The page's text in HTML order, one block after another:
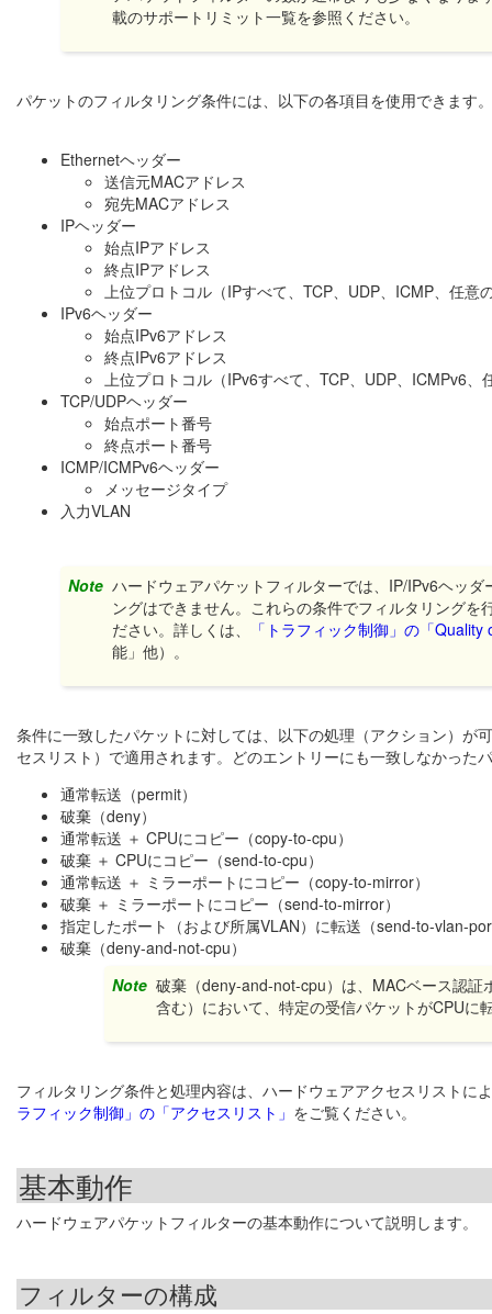
載のサポートリミット一覧を参照ください。
パケットのフィルタリング条件には、以下の各項目を使用できます。
Ethernetヘッダー
送信元MACアドレス
宛先MACアドレス
IPヘッダー
始点IPアドレス
終点IPアドレス
上位プロトコル（IPすべて、TCP、UDP、ICMP、任意
IPv6ヘッダー
始点IPv6アドレス
終点IPv6アドレス
上位プロトコル（IPv6すべて、TCP、UDP、ICMPv6
TCP/UDPヘッダー
始点ポート番号
終点ポート番号
ICMP/ICMPv6ヘッダー
メッセージタイプ
入力VLAN
Note ハードウェアパケットフィルターでは、IP/IPv6ヘッ
ングはできません。これらの条件でフィルタリング
ださい。詳しくは、
「トラフィック制御」の「Quality
能」他）。
条件に一致したパケットに対しては、以下の処理（アクション）
セスリスト）で適用されます。どのエントリーにも一致しなかった
通常転送（permit）
破棄（deny）
通常転送 ＋ CPUにコピー（copy-to-cpu）
破棄 ＋ CPUにコピー（send-to-cpu）
通常転送 ＋ ミラーポートにコピー（copy-to-mirror）
破棄 ＋ ミラーポートにコピー（send-to-mirror）
指定したポート（および所属VLAN）に転送（send-to-vlan-
破棄（deny-and-not-cpu）
Note 破棄（deny-and-not-cpu）は、MACベース認
含む）において、特定の受信パケットがCPUに
フィルタリング条件と処理内容は、ハードウェアアクセスリスト
ラフィック制御」の「アクセスリスト」 をご覧ください。
基本動作
ハードウェアパケットフィルターの基本動作について説明します。
フィルターの構成